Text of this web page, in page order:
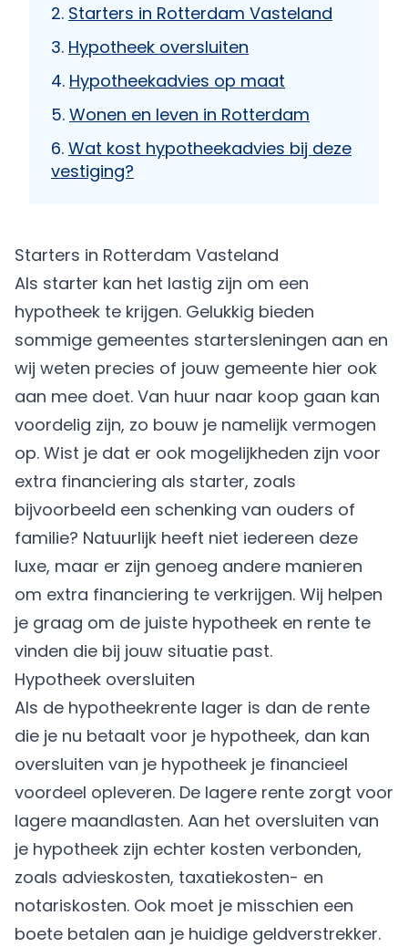
Starters in Rotterdam Vasteland
Hypotheek oversluiten
Hypotheekadvies op maat
Wonen en leven in Rotterdam
Wat kost hypotheekadvies bij deze
vestiging?
Starters in Rotterdam Vasteland
Als starter kan het lastig zijn om een
hypotheek te krijgen. Gelukkig bieden
sommige gemeentes startersleningen aan en
wij weten precies of jouw gemeente hier ook
aan mee doet. Van huur naar koop gaan kan
voordelig zijn, zo bouw je namelijk vermogen
op. Wist je dat er ook mogelijkheden zijn voor
extra financiering als starter, zoals
bijvoorbeeld een schenking van ouders of
familie? Natuurlijk heeft niet iedereen deze
luxe, maar er zijn genoeg andere manieren
om extra financiering te verkrijgen. Wij helpen
je graag om de juiste hypotheek en rente te
vinden die bij jouw situatie past.
Hypotheek oversluiten
Als de hypotheekrente lager is dan de rente
die je nu betaalt voor je hypotheek, dan kan
oversluiten van je hypotheek je financieel
voordeel opleveren. De lagere rente zorgt voor
lagere maandlasten. Aan het oversluiten van
je hypotheek zijn echter kosten verbonden,
zoals advieskosten, taxatiekosten- en
notariskosten. Ook moet je misschien een
boete betalen aan je huidige geldverstrekker.